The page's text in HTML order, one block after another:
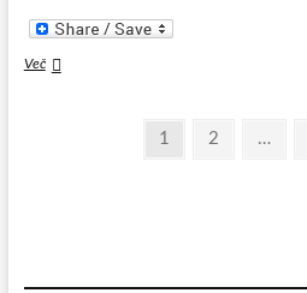
VečŽenske
ŠtevilčenjePage
1 Page
2 …